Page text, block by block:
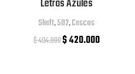
Letras Azules
Shaft,502,Cascos
$494.000$420.000